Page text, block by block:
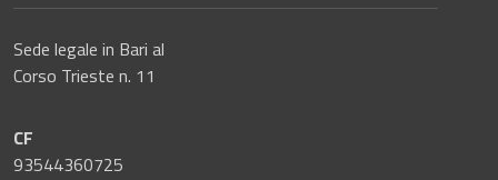
Sede legale in Bari al
Corso Trieste n. 11
CF
93544360725